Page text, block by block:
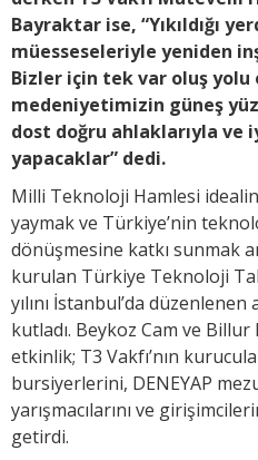
Bayraktar ise, “Yıkıldığı
müesseseleriyle yeniden
Bizler için tek var oluş yolu
medeniyetimizin güneş
dost doğru ahlaklarıyla ve
yapacaklar” dedi.
Milli Teknoloji Hamlesi
yaymak ve Türkiye’nin
dönüşmesine katkı sunmak
kurulan Türkiye Teknoloji
yılını İstanbul’da
kutladı. Beykoz Cam ve
etkinlik; T3 Vakfı’nın
bursiyerlerini, DENEYAP
yarışmacılarını ve
getirdi.